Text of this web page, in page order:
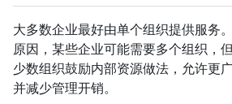
大多数企业最好由单个组织提供服务
原因，某些企业可能需要多个组织，
少数组织鼓励内部资源做法，允许更
并减少管理开销。